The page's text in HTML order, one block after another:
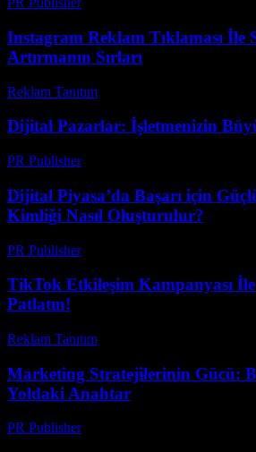
Instagram Reklam Tıklaması İle
Artırmanın Sırları
Reklam Tanıtım
Dijital Pazarlar: İşletmenizin
PR Publisher-
Dijital Piyasa’da Başarı için
Kimliği Nasıl Oluşturulur?
PR Publisher-
TikTok Etkileşim Kampanyası
Patlatın!
Reklam Tanıtım
Marketing Stratejilerinin Gücü:
Yoldaki Anahtar
PR Publisher-